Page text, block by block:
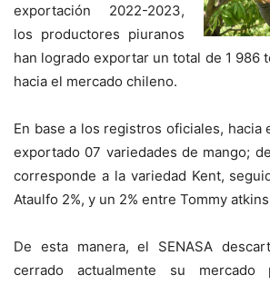
exportación 2022-2023,
los productores piuranos
han logrado exportar un total de 1 986
hacia el mercado chileno.
En base a los registros oficiales, hacia
exportado 07 variedades de mango;
corresponde a la variedad Kent,
Ataulfo 2%, y un 2% entre Tommy
De esta manera, el SENASA
cerrado actualmente su mercado